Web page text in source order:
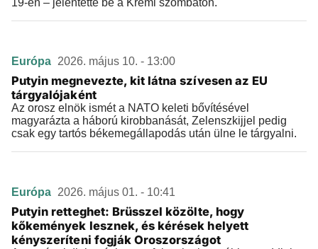
19-én – jelentette be a Kreml szombaton.
Európa 2026. május 10. - 13:00
Putyin megnevezte, kit látna szívesen az EU
tárgyalójaként
Az orosz elnök ismét a NATO keleti bővítésével
magyarázta a háború kirobbanását, Zelenszkijjel pedig
csak egy tartós békemegállapodás után ülne le tárgyalni.
Európa 2026. május 01. - 10:41
Putyin retteghet: Brüsszel közölte, hogy
kőkemények lesznek, és kérések helyett
kényszeríteni fogják Oroszországot